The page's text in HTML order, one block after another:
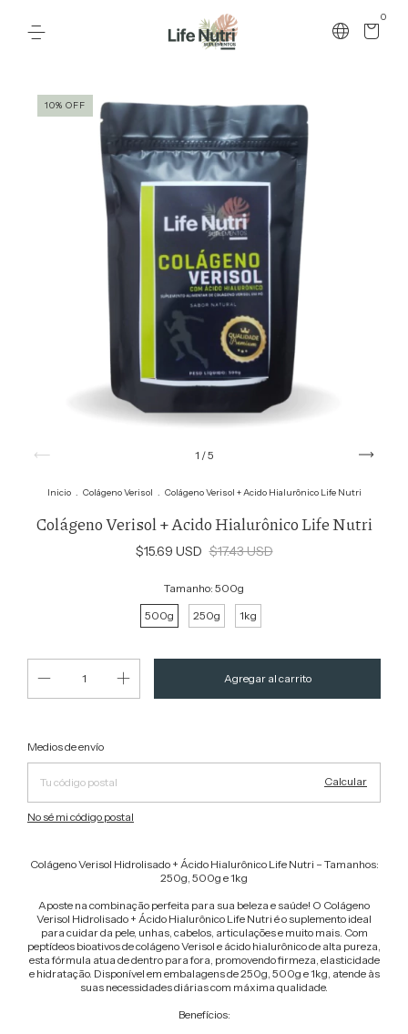
0
10% OFF
1 /5
Inicio . Colágeno Verisol . Colágeno Verisol + Acido Hialurônico Life Nutri
Colágeno Verisol + Acido Hialurônico Life Nutri
$15.69 USD $17.43 USD
Tamanho: 500g
500g
250g 1kg
Entregas para el CP:
Medios de envío
Calcular
No sé mi código postal
Colágeno Verisol Hidrolisado + Ácido Hialurônico Life Nutri – Tamanhos:
250g, 500g e 1kg
Aposte na combinação perfeita para sua beleza e saúde! O Colágeno
Verisol Hidrolisado + Ácido Hialurônico Life Nutri é o suplemento ideal
para cuidar da pele, unhas, cabelos, articulações e muito mais. Com
peptídeos bioativos de colágeno Verisol e ácido hialurônico de alta pureza,
esta fórmula atua de dentro para fora, promovendo firmeza, elasticidade
e hidratação. Disponível em embalagens de 250g, 500g e 1kg, atende às
suas necessidades diárias com máxima qualidade.
Benefícios: